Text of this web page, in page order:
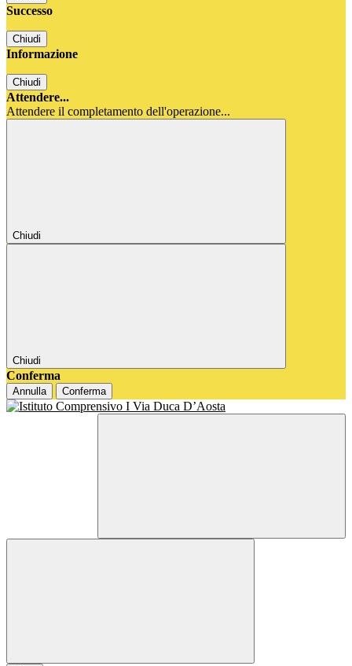
Successo
Chiudi
Informazione
Chiudi
Attendere...
Attendere il completamento dell'operazione...
Chiudi
Chiudi
Conferma
Annulla Conferma